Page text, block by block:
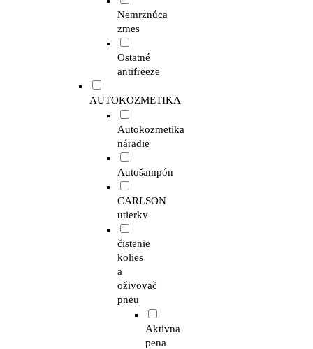
Nemrznúca
zmes
Ostatné
antifreeze
AUTOKOZMETIKA
Autokozmetika
náradie
Autošampón
CARLSON
utierky
čistenie
kolies
a
oživovač
pneu
Aktívna
pena